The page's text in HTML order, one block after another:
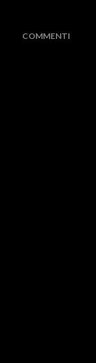
COMMENTI